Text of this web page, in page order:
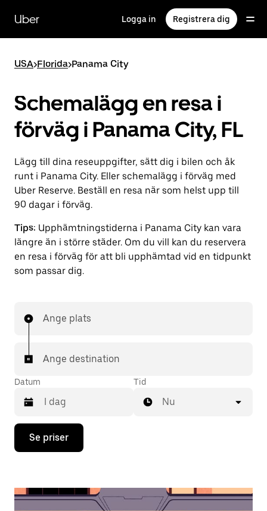
huvudinnehållet
Uber Logga in Registrera dig
USA>Florida>Panama City
Schemalägg en resa i
förväg i Panama City, FL
Lägg till dina reseuppgifter, sätt dig i bilen och åk
runt i Panama City. Eller schemalägg i förväg med
Uber Reserve. Beställ en resa när som helst upp till
90 dagar i förväg.
Tips: Upphämtningstiderna i Panama City kan vara
längre än i större städer. Om du vill kan du reservera
en resa i förväg för att bli upphämtad vid en tidpunkt
som passar dig.
Ange plats
Ange destination
Datum
Tryck
nedåtpilen
kalendern
Tid
Nu
Se priser